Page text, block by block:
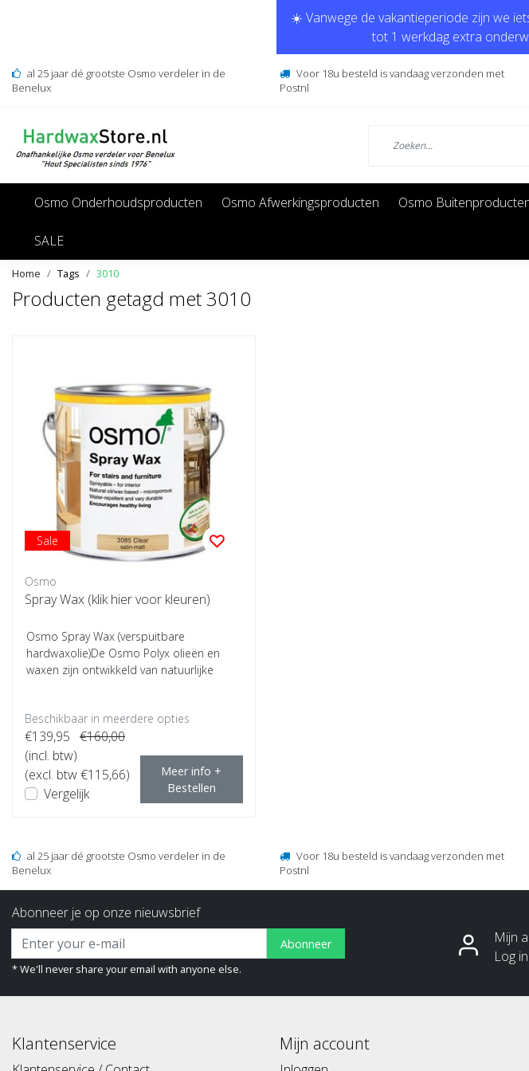
☀️ Vanwege de vakantieperiode zijn we
tot 1 werkdag extra
al 25 jaar dé grootste Osmo verdeler in de
Benelux
Voor 18u besteld is vandaag verzonden met
Postnl
Osmo Onderhoudsproducten Osmo Afwerkingsproducten Osmo
SALE
Home Tags 3010
Producten getagd met 3010
Sale
Osmo
Spray Wax (klik hier voor kleuren)
Osmo Spray Wax (verspuitbare
hardwaxolie)De Osmo Polyx olieën en
waxen zijn ontwikkeld van natuurlijke
Beschikbaar in meerdere opties
€139,95 €160,00
(incl. btw)
(excl. btw €115,66)
Vergelijk
Meer info +
Bestellen
al 25 jaar dé grootste Osmo verdeler in de
Benelux
Voor 18u besteld is vandaag verzonden met
Postnl
Abonneer je op onze nieuwsbrief
Abonneer
* We'll never share your email with anyone else.
Mijn
Log
Klantenservice Mijn account